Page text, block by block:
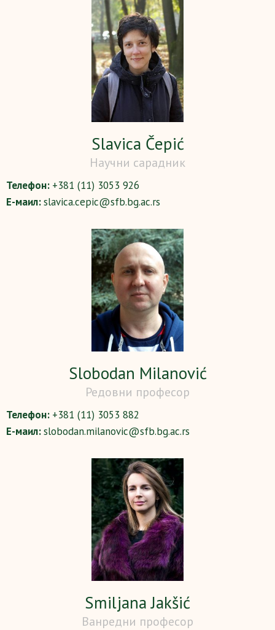
Slavica Čepić
Научни сарадник
Телефон: +381 (11) 3053 926
Е-маил:slavica.cepic@sfb.bg.ac.rs
Slobodan Milanović
Редовни професор
Телефон: +381 (11) 3053 882
Е-маил:slobodan.milanovic@sfb.bg.ac.rs
Smiljana Jakšić
Ванредни професор